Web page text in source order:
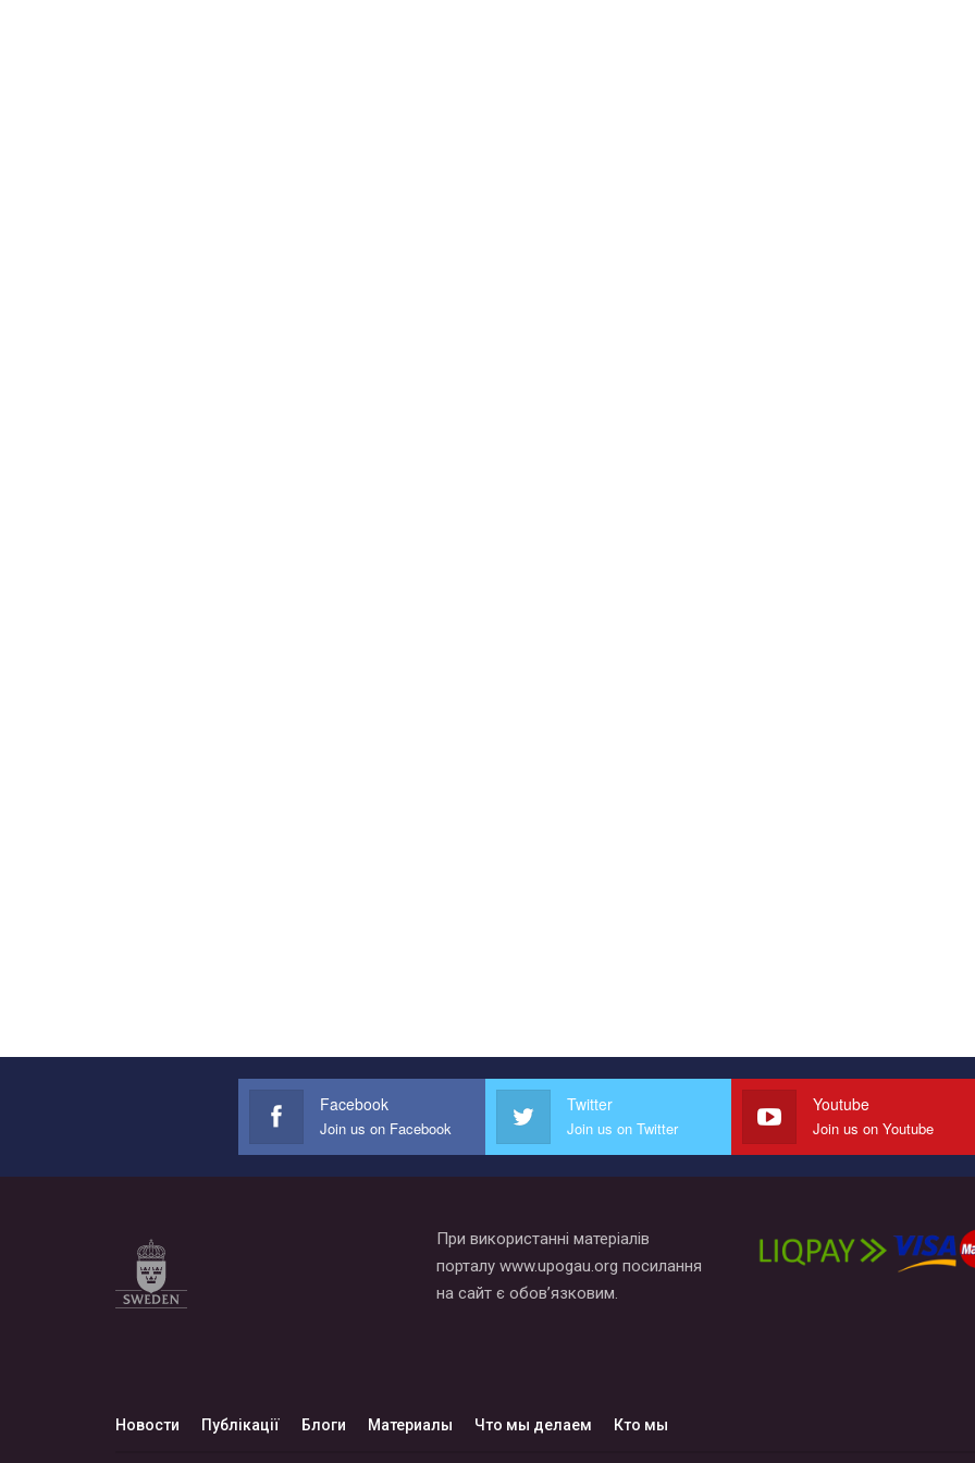
Facebook
Join us on Facebook
Twitter
Join us on Twitter
Youtube
Join us on Youtube
При використанні матеріалів
порталу www.upogau.org посилання
на сайт є обов’язковим.
Новости Публікації Блоги Материалы Что мы делаем Кто мы